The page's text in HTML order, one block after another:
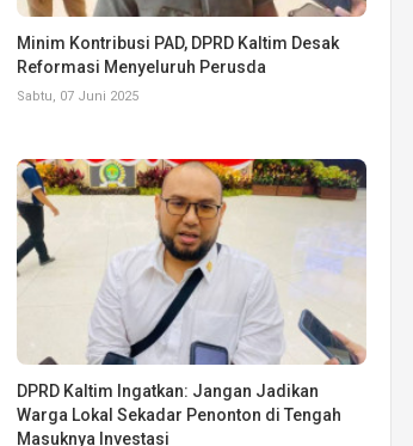
Minim Kontribusi PAD, DPRD Kaltim Desak
Reformasi Menyeluruh Perusda
Sabtu, 07 Juni 2025
DPRD Kaltim Ingatkan: Jangan Jadikan
Warga Lokal Sekadar Penonton di Tengah
Masuknya Investasi